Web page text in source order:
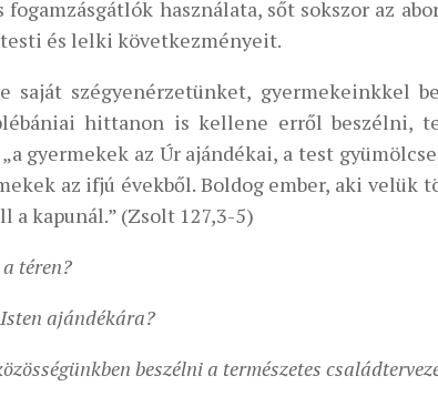
használata, sőt sokszor az
és lelki következményeit.
saját szégyenérzetünket, gyermekeinkkel
hittanon is kellene erről beszélni,
gyermekek az Úr ajándékai, a test
az ifjú évekből. Boldog ember, aki velük
a kapunál.” (Zsolt 127,3-5)
téren?
ajándékára?
beszélni a természetes